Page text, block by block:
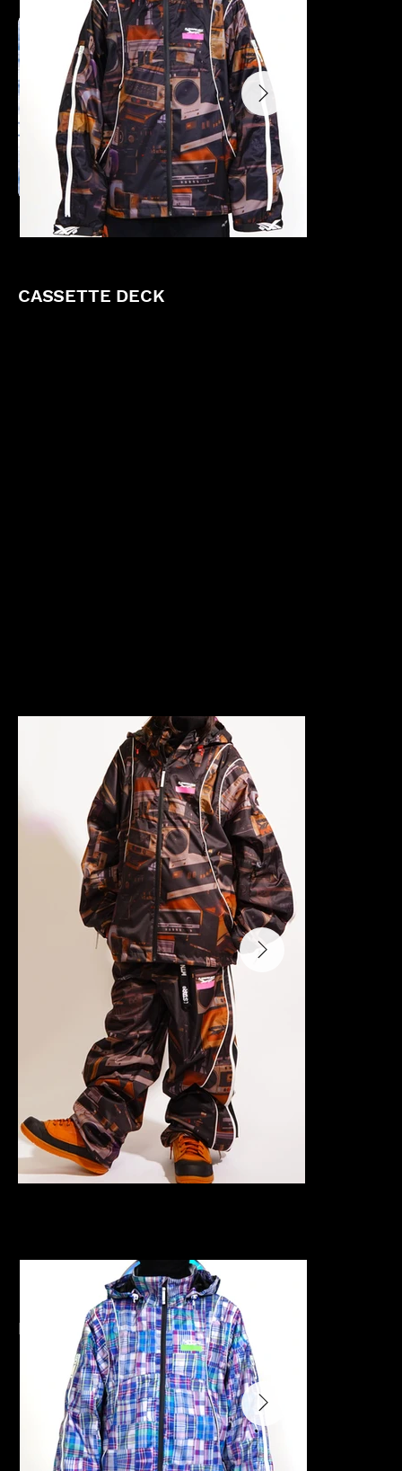
CASSETTE DECK
PATCH WORK